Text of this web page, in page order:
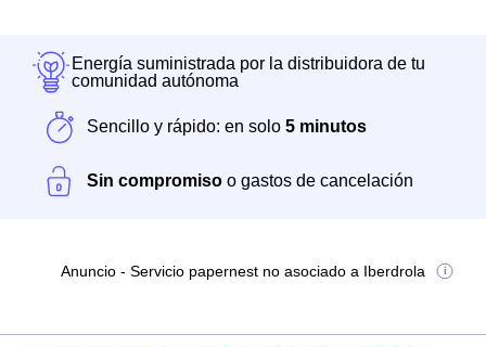
Energía suministrada por la distribuidora de tu
comunidad autónoma
Sencillo y rápido: en solo 5 minutos
Sin compromiso o gastos de cancelación
Anuncio - Servicio papernest no asociado a Iberdrola